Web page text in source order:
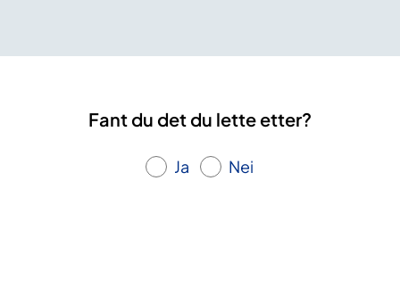
Fant du det du lette etter?
Ja Nei